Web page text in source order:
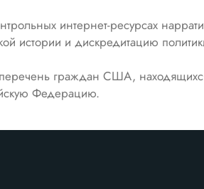
интернет-ресурсах
истории и дискредитацию
граждан США,
Федерацию.